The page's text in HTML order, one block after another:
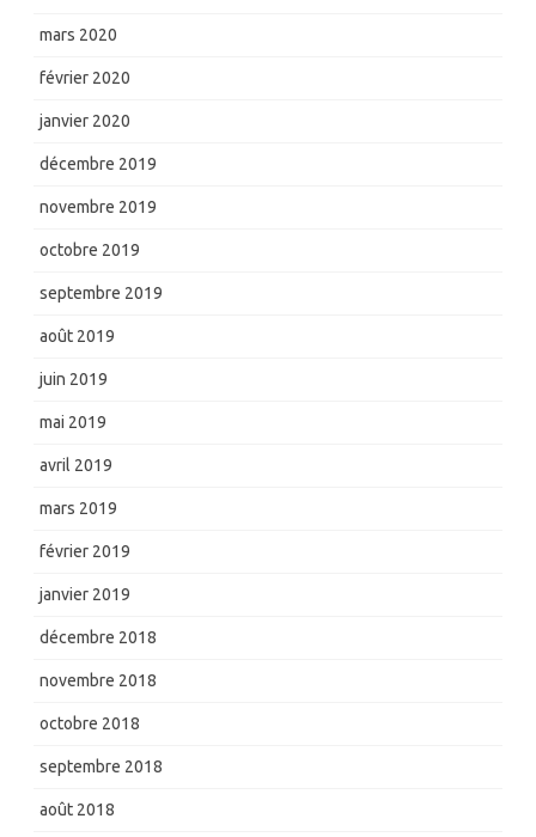
mars 2020
février 2020
janvier 2020
décembre 2019
novembre 2019
octobre 2019
septembre 2019
août 2019
juin 2019
mai 2019
avril 2019
mars 2019
février 2019
janvier 2019
décembre 2018
novembre 2018
octobre 2018
septembre 2018
août 2018